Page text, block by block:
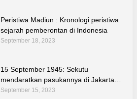
Peristiwa Madiun : Kronologi peristiwa
sejarah pemberontan di Indonesia
September 18, 2023
15 September 1945: Sekutu
mendaratkan pasukannya di Jakarta
untuk melucuti tentara Jepang
September 15, 2023